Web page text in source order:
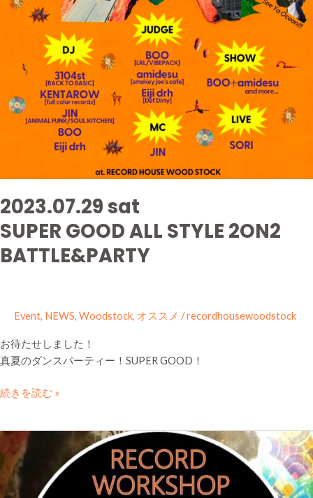
2023.07.29 sat
SUPER GOOD ALL STYLE 2ON2
BATTLE&PARTY
Event, NEWS, Woodstock, オススメ /recordhousewoodstock
お待たせしました！
真夏のダンスパーティー！SUPER GOOD！
続きを読む »
Woodstock・
わ
ら
し